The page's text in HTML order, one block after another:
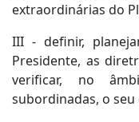
extraordinárias do
III - definir,
Presidente, as
verificar, no
subordinadas, o